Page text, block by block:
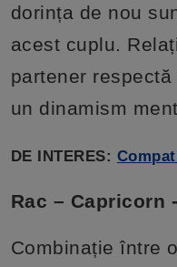
dorința de nou
acest cuplu.
partener
un dinamism
DE INTERES:
Rac – Capricorn
Combinație între